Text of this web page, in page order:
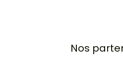
Nos